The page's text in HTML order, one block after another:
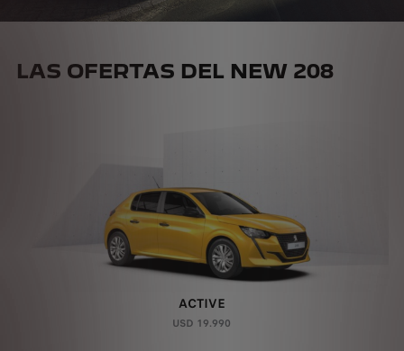
LAS OFERTAS DEL NEW 208
ACTIVE
USD 19.990